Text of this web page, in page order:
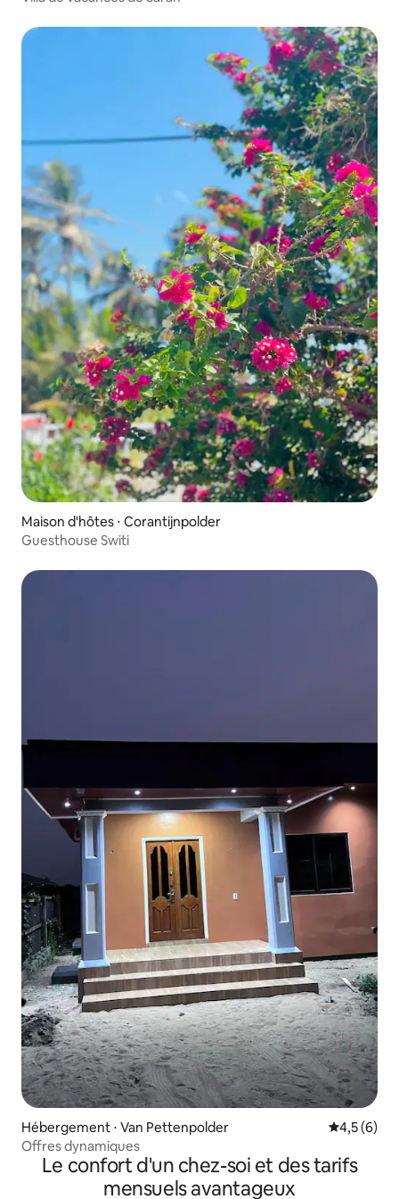
Maison d'hôtes ⋅ Corantijnpolder
Guesthouse Switi
Hébergement ⋅ Van Pettenpolder Évaluation
4,5 (6)
Offres dynamiques
Le confort d'un chez-soi et des tarifs
mensuels avantageux